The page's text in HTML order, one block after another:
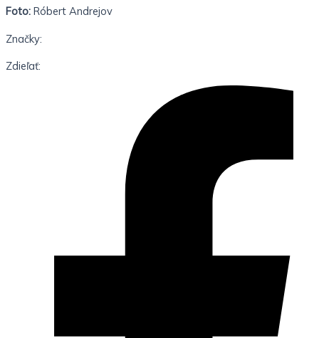
Foto: Róbert Andrejov
Značky:
Zdieľať: